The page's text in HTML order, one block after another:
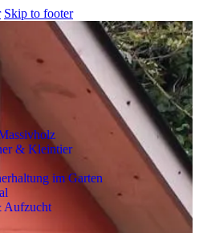
Skip to footer
& Kleintier
im Garten
Aufzucht